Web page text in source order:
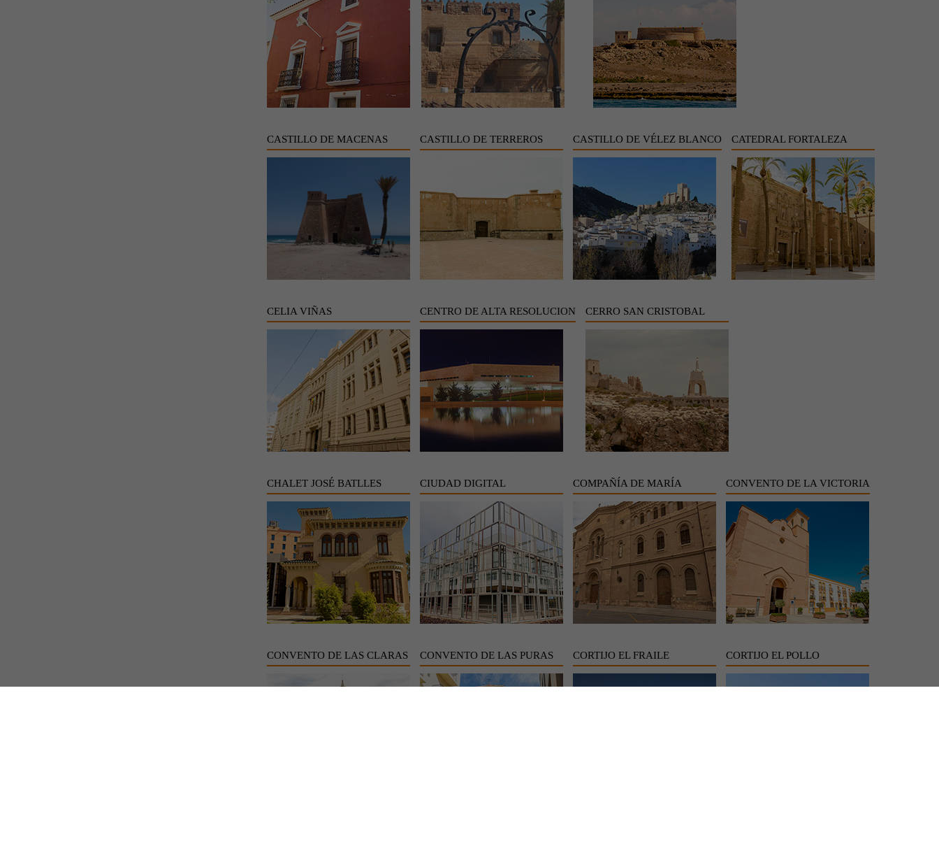
CASTILLO DE MACENAS CASTILLO DE TERREROS CASTILLO DE VÉLEZ BLANCO CATEDRAL FORTALEZA
CELIA VIÑAS CENTRO DE ALTA RESOLUCION CERRO SAN CRISTOBAL
CHALET JOSÉ BATLLES CIUDAD DIGITAL COMPAÑÍA DE MARÍA CONVENTO DE LA VICTORIA
CONVENTO DE LAS CLARAS CONVENTO DE LAS PURAS CORTIJO EL FRAILE CORTIJO EL POLLO